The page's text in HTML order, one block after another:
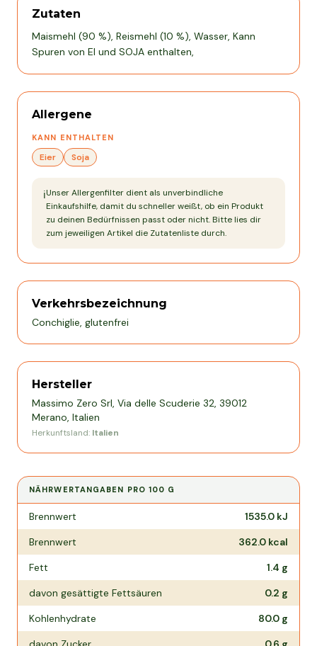
Zutaten
Maismehl (90 %), Reismehl (10 %), Wasser, Kann
Spuren von EI und SOJA enthalten,
Allergene
KANN ENTHALTEN
Eier Soja
ℹ️Unser Allergenfilter dient als unverbindliche
Einkaufshilfe, damit du schneller weißt, ob ein Produkt
zu deinen Bedürfnissen passt oder nicht. Bitte lies dir
zum jeweiligen Artikel die Zutatenliste durch.
Verkehrsbezeichnung
Conchiglie, glutenfrei
Hersteller
Massimo Zero Srl, Via delle Scuderie 32, 39012
Merano, Italien
Herkunftsland: Italien
NÄHRWERTANGABEN PRO100 G
Nährwertangaben pro
Brennwert 1535.0 kJ
Brennwert
362.0 kcal
Fett
1.4 g
davon gesättigte Fettsäuren
0.2 g
Kohlenhydrate
80.0 g